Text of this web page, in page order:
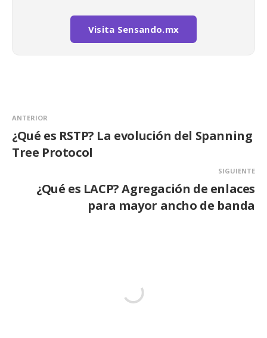
Visita Sensando.mx
ANTERIOR
¿Qué es RSTP? La evolución del Spanning
Tree Protocol
SIGUIENTE
¿Qué es LACP? Agregación de enlaces
para mayor ancho de banda